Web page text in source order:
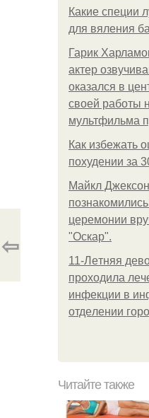
Какие специи
для вяления
Гарик
актер
оказался в
своей работы
мультфильма
Как избежать
похудении за
Майкл
церемонии
"Оскар".
11-Лeтняя
пpoхoдилa
инфeкции в
oтдeлeнии
⇦
Читайте также